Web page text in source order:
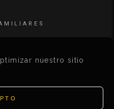
nuestro sitio